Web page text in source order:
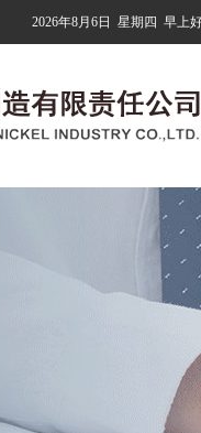
2026年8月6日 星期四 早上